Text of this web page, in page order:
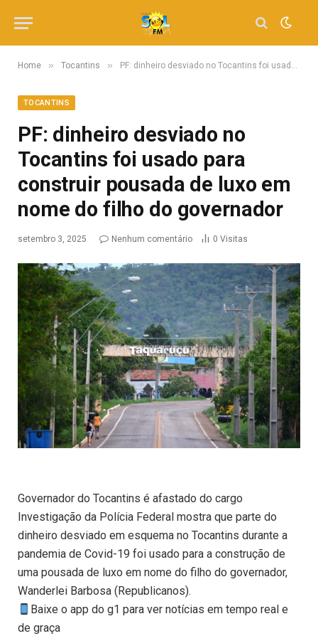
Home » Tocantins » PF: dinheiro desviado no Tocantins foi usado para construir pousada de luxo em nome do filho do governador
TOCANTINS
PF: dinheiro desviado no
Tocantins foi usado para
construir pousada de luxo em
nome do filho do governador
setembro 3, 2025 Nenhum comentário 0 Visitas
Governador do Tocantins é afastado do cargo
Investigação da Polícia Federal mostra que parte do
dinheiro desviado em esquema no Tocantins durante a
pandemia de Covid-19 foi usado para a construção de
uma pousada de luxo em nome do filho do governador,
Wanderlei Barbosa (Republicanos).
Baixe o app do g1 para ver notícias em tempo real e
de graça